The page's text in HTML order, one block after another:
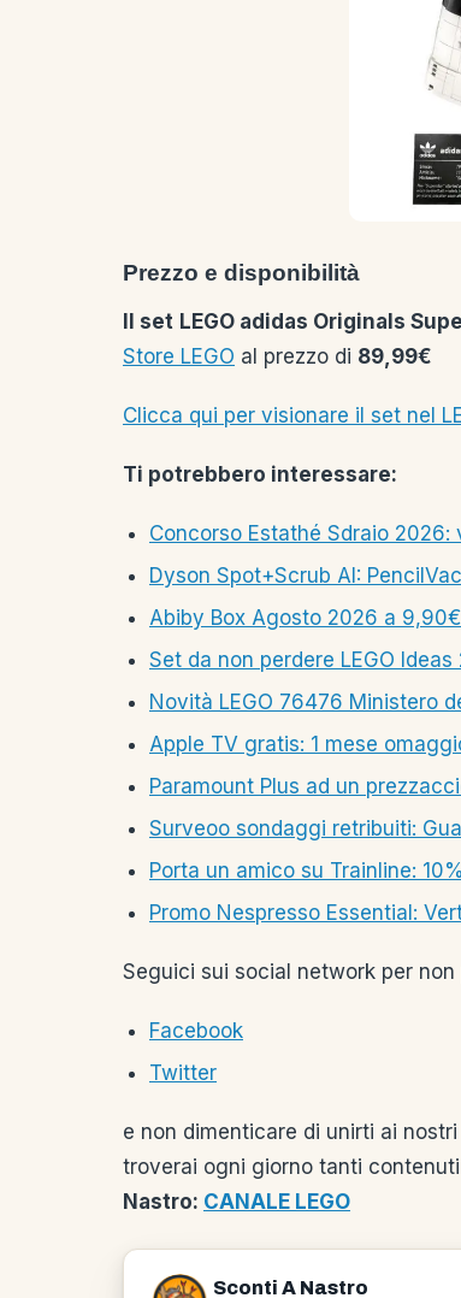
Prezzo e disponibilità
Il set LEGO adidas Originals
Store LEGO al prezzo di 89,99€
Clicca qui per visionare il set nel
Ti potrebbero interessare:
Concorso Estathé Sdraio
Dyson Spot+Scrub AI:
Abiby Box Agosto 2026 a
Set da non perdere LEGO
Novità LEGO 76476 Ministero
Apple TV gratis: 1 mese
Paramount Plus ad un
Surveoo sondaggi retribuiti:
Porta un amico su Trainline:
Promo Nespresso Essential:
Seguici sui social network per
Facebook
Twitter
e non dimenticare di unirti ai
troverai ogni giorno tanti contenuti
Nastro: CANALE LEGO
Sconti A Nastro